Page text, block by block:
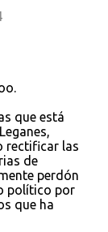
que está
rectificar las
de
perdón
político por
que ha